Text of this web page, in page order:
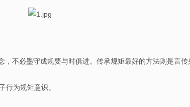
不必墨守成规要与时俱进。传承规矩最好的方法则是言
为规矩意识。